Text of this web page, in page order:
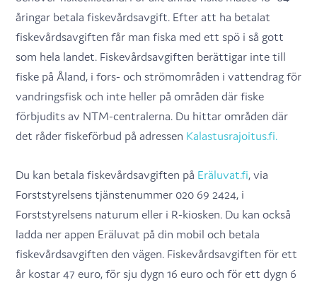
åringar betala fiskevårdsavgift. Efter att ha betalat
fiskevårdsavgiften får man fiska med ett spö i så gott
som hela landet. Fiskevårdsavgiften berättigar inte till
fiske på Åland, i fors- och strömområden i vattendrag för
vandringsfisk och inte heller på områden där fiske
förbjudits av NTM-centralerna. Du hittar områden där
det råder fiskeförbud på adressen Kalastusrajoitus.fi.
Du kan betala fiskevårdsavgiften på Eräluvat.fi, via
Forststyrelsens tjänstenummer 020 69 2424, i
Forststyrelsens naturum eller i R-kiosken. Du kan också
ladda ner appen Eräluvat på din mobil och betala
fiskevårdsavgiften den vägen. Fiskevårdsavgiften för ett
år kostar 47 euro, för sju dygn 16 euro och för ett dygn 6